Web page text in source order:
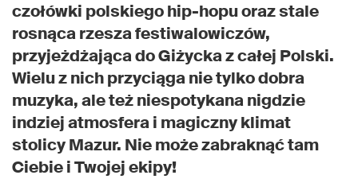
czołówki polskiego hip-hopu oraz stale
rosnąca rzesza festiwalowiczów,
przyjeżdżająca do Giżycka z całej Polski.
Wielu z nich przyciąga nie tylko dobra
muzyka, ale też niespotykana nigdzie
indziej atmosfera i magiczny klimat
stolicy Mazur. Nie może zabraknąć tam
Ciebie i Twojej ekipy!